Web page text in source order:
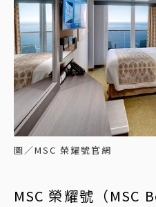
圖／MSC 榮耀號官網
MSC 榮耀號（MSC